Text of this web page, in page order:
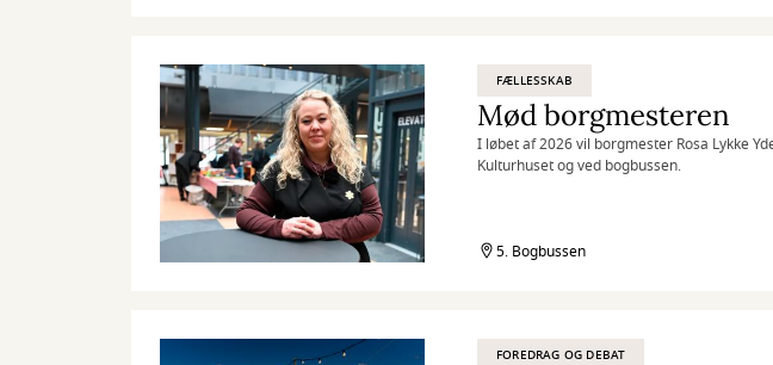
FÆLLESSKAB
Mød borgmesteren
I løbet af 2026 vil borgmester Rosa Lykke
Kulturhuset og ved bogbussen.
5. Bogbussen
FOREDRAG OG DEBAT